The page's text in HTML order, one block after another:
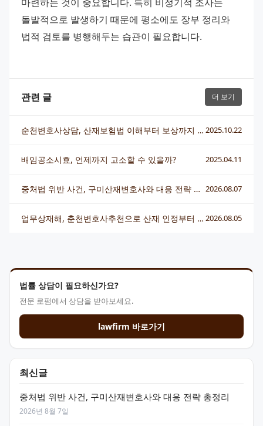
법률 상담이 필요하신가요?
전문 로펌에서 상담을 받아보세요.
lawfirm 바로가기
최신글
중처법 위반 사건, 구미산재변호사와 대응 전략 총정리
2026년 8월 7일
마련하는 것이 중요합니다. 특히 비정기적 조사는
돌발적으로 발생하기 때문에 평소에도 장부 정리와
법적 검토를 병행해두는 습관이 필요합니다.
관련 글 더 보기
순천변호사상담, 산재보험법 이해부터 보상까지 한 번에 알아보기 2025.10.22
배임공소시효, 언제까지 고소할 수 있을까? 2025.04.11
중처법 위반 사건, 구미산재변호사와 대응 전략 총정리 2026.08.07
업무상재해, 춘천변호사추천으로 산재 인정부터 보상까지 제대로 챙기는 법 2026.08.05